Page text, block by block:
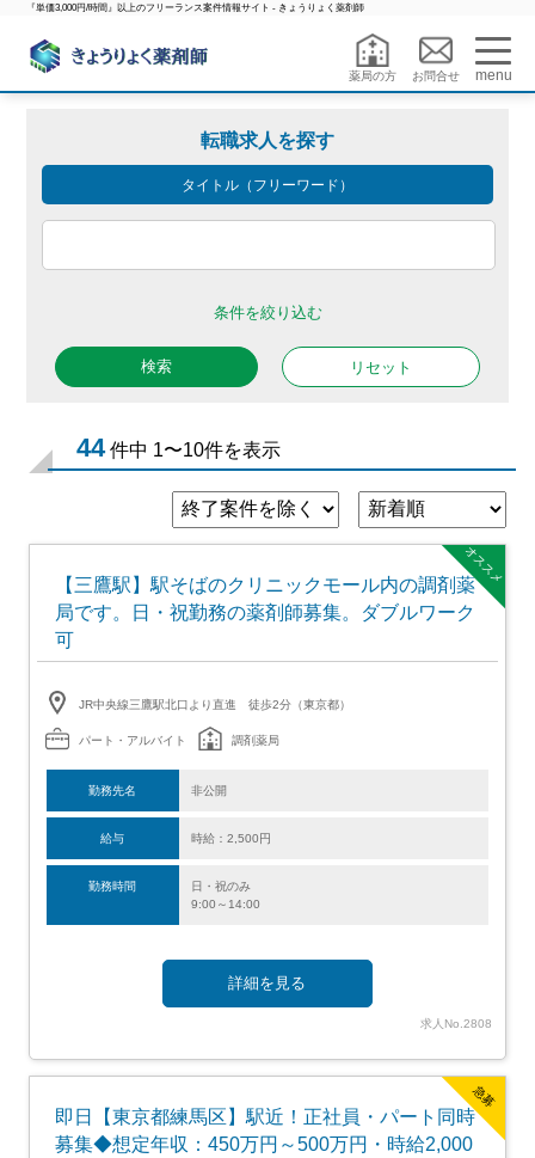
『単価3,000円/時間』以上のフリーランス案件情報サイト - きょうりょく薬剤師
薬局の方 お問合せ menu
転職求人を探す
タイトル（フリーワード）
条件を絞り込む
リセット
44件中 1〜10件を表示
オススメ
【三鷹駅】駅そばのクリニックモール内の調剤薬
局です。日・祝勤務の薬剤師募集。ダブルワーク
可
JR中央線三鷹駅北口より直進 徒歩2分（東京都）
パート・アルバイト 調剤薬局
勤務先名 非公開
給与 時給：2,500円
勤務時間
日・祝のみ
9:00～14:00
詳細を見る
求人No.2808
急募
即日【東京都練馬区】駅近！正社員・パート同時
募集◆想定年収：450万円～500万円・時給2,000